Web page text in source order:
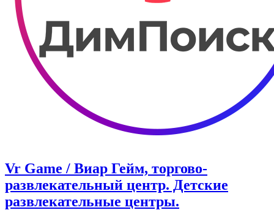
Vr Game / Виар Гейм, торгово-
развлекательный центр. Детские
развлекательные центры.